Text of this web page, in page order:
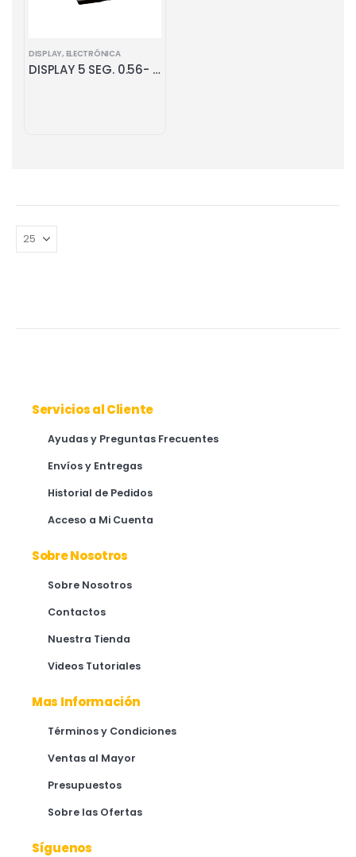
DISPLAY, ELECTRÓNICA
DISPLAY 5 SEG. 0.56- ANODO COMUN ROJO
Servicios al Cliente
Ayudas y Preguntas Frecuentes
Envíos y Entregas
Historial de Pedidos
Acceso a Mi Cuenta
Sobre Nosotros
Sobre Nosotros
Contactos
Nuestra Tienda
Videos Tutoriales
Mas Información
Términos y Condiciones
Ventas al Mayor
Presupuestos
Sobre las Ofertas
Síguenos